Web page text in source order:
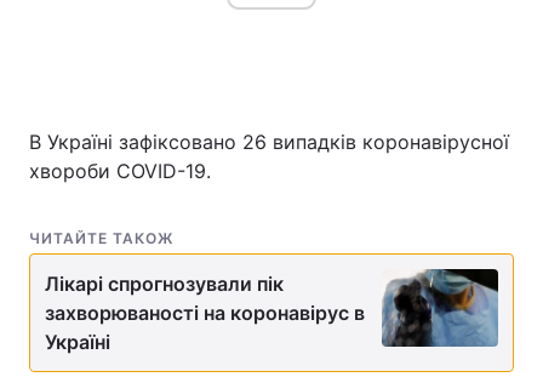
Головна
Україна
Економіка
Спорт
В Україні зафіксовано 26 випадків коронавірусної
хвороби COVID-19.
ЧИТАЙТЕ ТАКОЖ
Лікарі спрогнозували пік
захворюваності на коронавірус в
Україні